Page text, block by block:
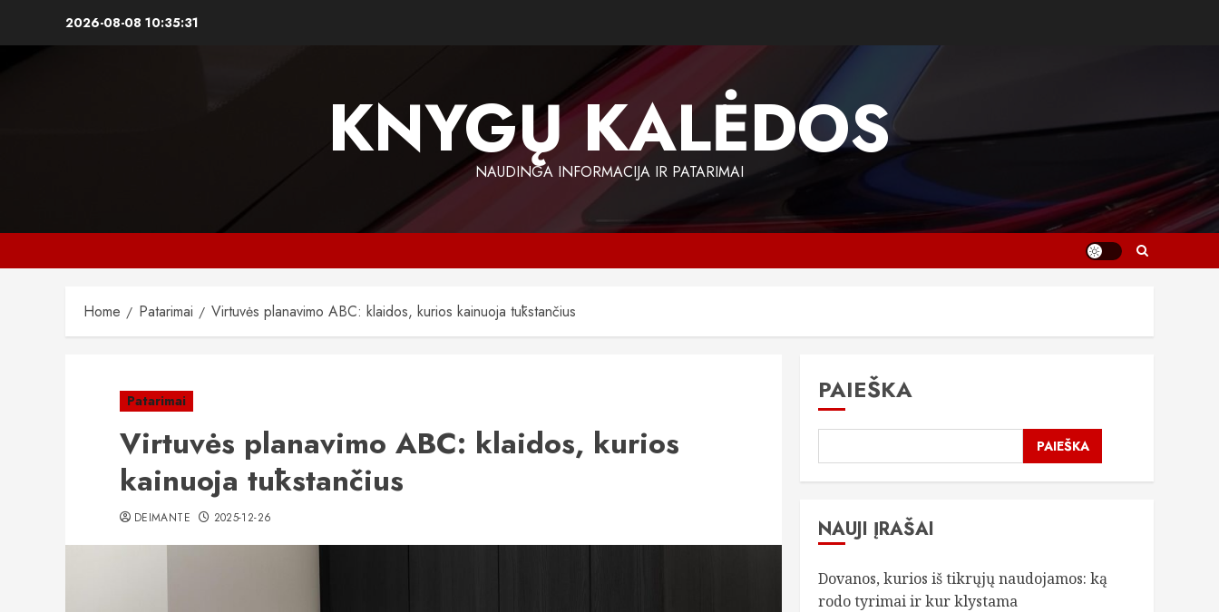
2026-08-08 10:35:32
KNYGŲ KALĖDOS
NAUDINGA INFORMACIJA IR PATARIMAI
Home Patarimai Virtuvės planavimo ABC: klaidos, kurios kainuoja tūkstančius
Patarimai
Virtuvės planavimo ABC: klaidos, kurios
kainuoja tūkstančius
DEIMANTE 2025-12-26
PAIEŠKA
PAIEŠKA
NAUJI ĮRAŠAI
Dovanos, kurios iš tikrųjų naudojamos: ką
rodo tyrimai ir kur klystama